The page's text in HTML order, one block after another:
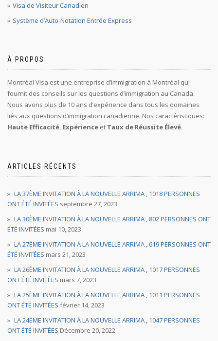
Visa de Visiteur Canadien
Système d’Auto-Notation Entrée Express
À PROPOS
Montréal Visa est une entreprise d’immigration à Montréal qui
fournit des conseils sur les questions d’immigration au Canada.
Nous avons plus de 10 ans d’expérience dans tous les domaines
liés aux questions d’immigration canadienne. Nos caractéristiques:
Haute Efficacité Expérience et Taux de Réussite Élevé.
ARTICLES RÉCENTS
LA 37ÈME INVITATION À LA NOUVELLE ARRIMA , 1018 PERSONNES
ONT ÉTÉ INVITÉES septembre 27, 2023
LA 30ÈME INVITATION À LA NOUVELLE ARRIMA , 802 PERSONNES ONT
ÉTÉ INVITÉES mai 10, 2023
LA 27ÈME INVITATION À LA NOUVELLE ARRIMA , 619 PERSONNES ONT
ÉTÉ INVITÉES mars 21, 2023
LA 26ÈME INVITATION À LA NOUVELLE ARRIMA , 1017 PERSONNES
ONT ÉTÉ INVITÉES mars 7, 2023
LA 25ÈME INVITATION À LA NOUVELLE ARRIMA , 1011 PERSONNES
ONT ÉTÉ INVITÉES février 14, 2023
LA 24ÈME INVITATION À LA NOUVELLE ARRIMA , 1047 PERSONNES
ONT ÉTÉ INVITÉES Décembre 20, 2022